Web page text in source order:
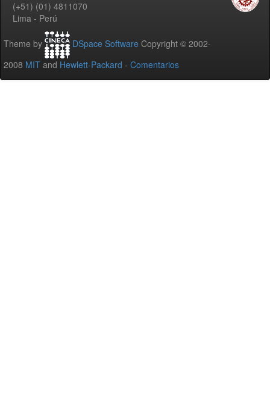
(+51) (01) 4811070
Lima - Perú
Theme by DSpace Software Copyright © 2002-
2008 MIT and Hewlett-Packard - Comentarios